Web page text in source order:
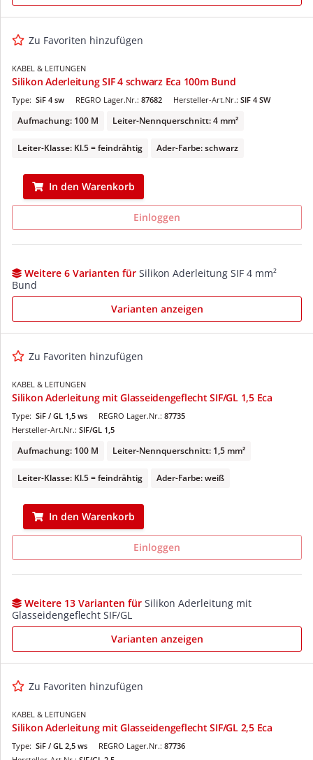
Zu Favoriten hinzufügen
KABEL & LEITUNGEN
Silikon Aderleitung SIF 4 schwarz Eca 100m Bund
REGRO Lager.Nr.: 87682
Type: SiF 4 sw Hersteller-Art.Nr.: SIF 4 SW
Aufmachung: 100 M Leiter-Nennquerschnitt: 4 mm²
Leiter-Klasse: Kl.5 = feindrähtig Ader-Farbe: schwarz
In den Warenkorb
Einloggen
Weitere 6 Varianten für Silikon Aderleitung SIF 4 mm²
Bund
Varianten anzeigen
Zu Favoriten hinzufügen
KABEL & LEITUNGEN
Silikon Aderleitung mit Glasseidengeflecht SIF/GL 1,5 Eca
REGRO Lager.Nr.: 87735
Type: SiF / GL 1,5 ws
Hersteller-Art.Nr.: SIF/GL 1,5
Aufmachung: 100 M Leiter-Nennquerschnitt: 1,5 mm²
Leiter-Klasse: Kl.5 = feindrähtig Ader-Farbe: weiß
In den Warenkorb
Einloggen
Weitere 13 Varianten für Silikon Aderleitung mit
Glasseidengeflecht SIF/GL
Varianten anzeigen
Zu Favoriten hinzufügen
KABEL & LEITUNGEN
Silikon Aderleitung mit Glasseidengeflecht SIF/GL 2,5 Eca
REGRO Lager.Nr.: 87736
Type: SiF / GL 2,5 ws